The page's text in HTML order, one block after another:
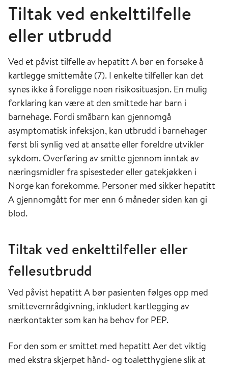
Tiltak ved enkelttilfelle
eller utbrudd
Ved et påvist tilfelle av hepatitt A bør en forsøke å
kartlegge smittemåte (7). I enkelte tilfeller kan det
synes ikke å foreligge noen risikosituasjon. En mulig
forklaring kan være at den smittede har barn i
barnehage. Fordi småbarn kan gjennomgå
asymptomatisk infeksjon, kan utbrudd i barnehager
først bli synlig ved at ansatte eller foreldre utvikler
sykdom. Overføring av smitte gjennom inntak av
næringsmidler fra spisesteder eller gatekjøkken i
Norge kan forekomme. Personer med sikker hepatitt
A gjennomgått for mer enn 6 måneder siden kan gi
blod.
Tiltak ved enkelttilfeller eller
fellesutbrudd
Ved påvist hepatitt A bør pasienten følges opp med
smittevernrådgivning, inkludert kartlegging av
nærkontakter som kan ha behov for PEP.
For den som er smittet med hepatitt Aer det viktig
med ekstra skjerpet hånd- og toaletthygiene slik at